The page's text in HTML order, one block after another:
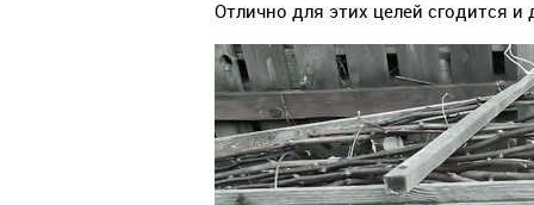
Отлично для этих целей сгодится и